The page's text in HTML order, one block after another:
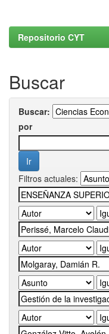
Repositorio CYT
Buscar
Buscar:
por
Filtros actuales: